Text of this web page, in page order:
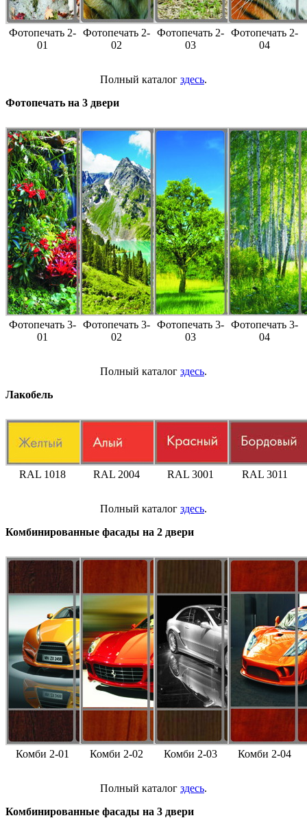
Фотопечать 2-
01
Фотопечать 2-
02
Фотопечать 2-
03
Фотопечать 2-
04
Полный каталог здесь.
Фотопечать на 3 двери
Фотопечать 3-
01
Фотопечать 3-
02
Фотопечать 3-
03
Фотопечать 3-
04
Полный каталог здесь.
Лакобель
RAL 1018 RAL 2004 RAL 3001 RAL 3011
Полный каталог здесь.
Комбинированные фасады на 2 двери
Комби 2-01 Комби 2-02 Комби 2-03 Комби 2-04
Полный каталог здесь.
Комбинированные фасады на 3 двери